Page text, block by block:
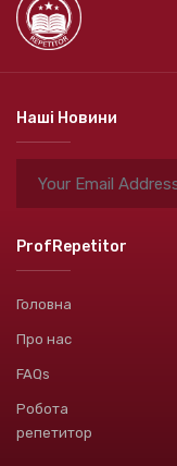
Наші Новини
ProfRepetitor
Головна
Про нас
FAQs
Робота
репетитор